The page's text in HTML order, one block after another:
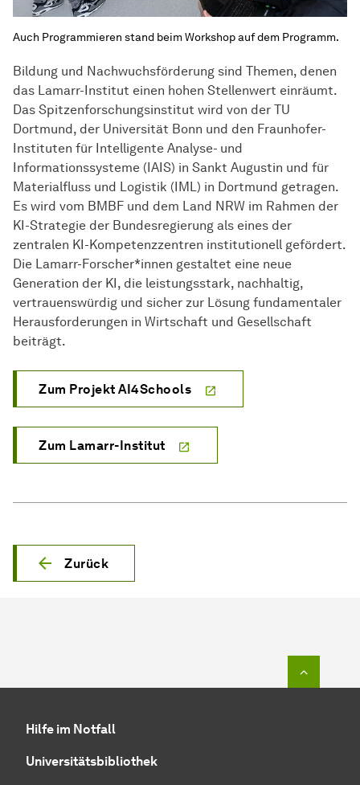
Bildung und Nachwuchsförderung sind Themen, denen
das Lamarr-Institut einen hohen Stellenwert einräumt.
Das Spitzenforschungsinstitut wird von der TU
Dortmund, der Universität Bonn und den Fraunhofer-
Instituten für Intelligente Analyse- und
Informationssysteme (IAIS) in Sankt Augustin und für
Materialfluss und Logistik (IML) in Dortmund getragen.
Es wird vom BMBF und dem Land NRW im Rahmen der
KI-Strategie der Bundesregierung als eines der
zentralen KI-Kompetenzzentren institutionell gefördert.
Die Lamarr-Forscher*innen gestaltet eine neue
Generation der KI, die leistungsstark, nachhaltig,
vertrauenswürdig und sicher zur Lösung fundamentaler
Herausforderungen in Wirtschaft und Gesellschaft
beiträgt.
Auch Programmieren stand beim Workshop auf dem Programm.
Zum Projekt AI4Schools
Zum Lamarr-Institut
Zurück
Hilfe im Notfall
Universitätsbibliothek